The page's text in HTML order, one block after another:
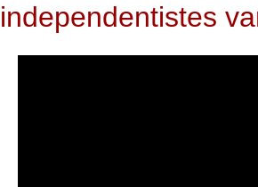
independentistes